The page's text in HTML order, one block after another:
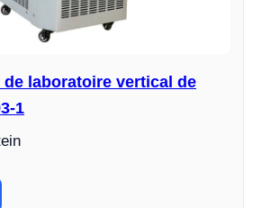
laboratoire vertical de
1